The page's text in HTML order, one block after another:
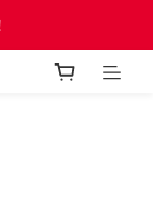
儲夠50分當1蚊!